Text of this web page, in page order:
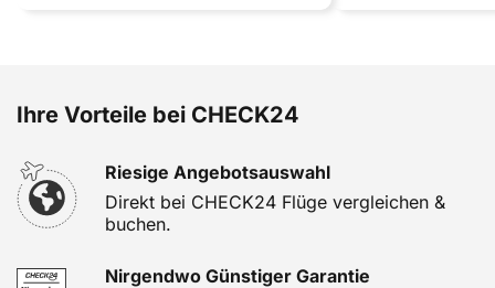
Ihre Vorteile bei CHECK24
Riesige Angebotsauswahl
Direkt bei CHECK24 Flüge vergleichen &
buchen.
Nirgendwo Günstiger Garantie